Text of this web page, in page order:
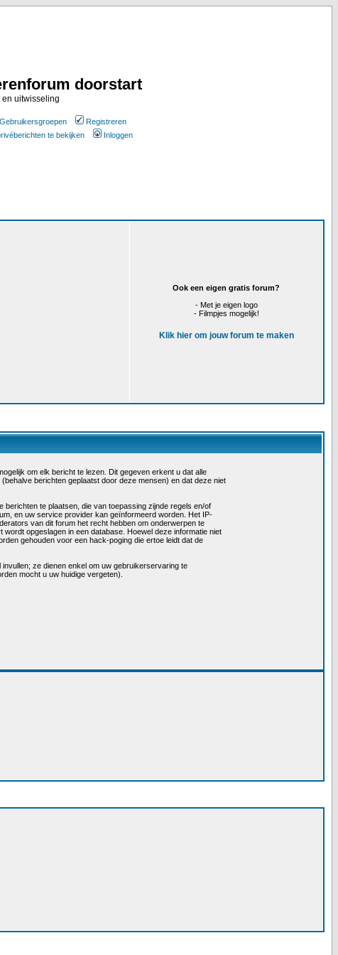
doorstart
en uitwisseling
Gebruikersgroepen
Registreren
te bekijken Inloggen
Ook een eigen gratis forum?
- Met je eigen logo
- Filmpjes mogelijk!
Klik hier om jouw forum te maken
om elk bericht te lezen. Dit gegeven erkent u dat alle
berichten geplaatst door deze mensen) en dat deze niet
te plaatsen, die van toepassing zijnde regels en/of
en uw service provider kan geïnformeerd worden. Het IP-
van dit forum het recht hebben om onderwerpen te
opgeslagen in een database. Hoewel deze informatie niet
gehouden voor een hack-poging die ertoe leidt dat de
ze dienen enkel om uw gebruikerservaring te
mocht u uw huidige vergeten).